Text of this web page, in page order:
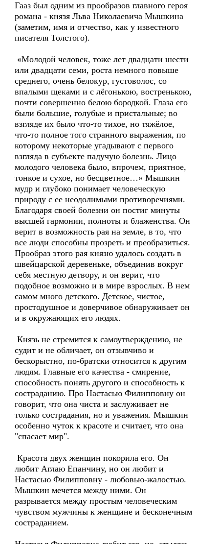
Гааз был одним из прообразов главного героя
романа - князя Льва Николаевича Мышкина
(заметим, имя и отчество, как у известного
писателя Толстого).
«Молодой человек, тоже лет двадцати шести
или двадцати семи, роста немного повыше
среднего, очень белокур, густоволос, со
впалыми щеками и с лёгонькою, востренькою,
почти совершенно белою бородкой. Глаза его
были большие, голубые и пристальные; во
взгляде их было что-то тихое, но тяжёлое,
что-то полное того странного выражения, по
которому некоторые угадывают с первого
взгляда в субъекте падучую болезнь. Лицо
молодого человека было, впрочем, приятное,
тонкое и сухое, но бесцветное…» Мышкин
мудр и глубоко понимает человеческую
природу с ее неодолимыми противоречиями.
Благодаря своей болезни он постиг минуты
высшей гармонии, полноты и блаженства. Он
верит в возможность рая на земле, в то, что
все люди способны прозреть и преобразиться.
Прообраз этого рая князю удалось создать в
швейцарской деревеньке, объединив вокруг
себя местную детвору, и он верит, что
подобное возможно и в мире взрослых. В нем
самом много детского. Детское, чистое,
простодушное и доверчивое обнаруживает он
и в окружающих его людях.
Князь не стремится к самоутверждению, не
судит и не обличает, он отзывчиво и
бескорыстно, по-братски относится к другим
людям. Главные его качества - смирение,
способность понять другого и способность к
состраданию. Про Настасью Филипповну он
говорит, что она чиста и заслуживает не
только сострадания, но и уважения. Мышкин
особенно чуток к красоте и считает, что она
"спасает мир".
Красота двух женщин покорила его. Он
любит Аглаю Епанчину, но он любит и
Настасью Филипповну - любовью-жалостью.
Мышкин мечется между ними. Он
разрывается между простым человеческим
чувством мужчины к женщине и бесконечным
состраданием.